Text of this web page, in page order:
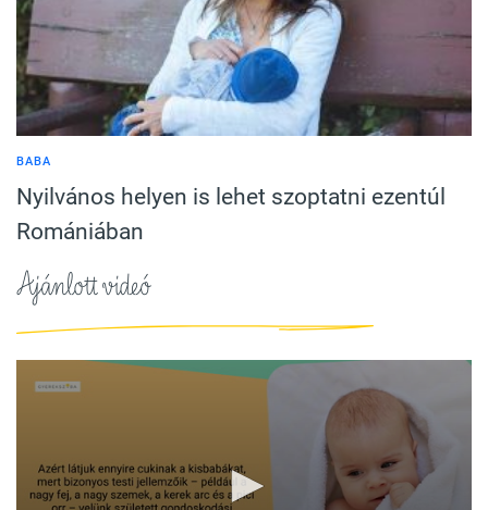
BABA
Nyilvános helyen is lehet szoptatni ezentúl
Romániában
Ajánlott videó